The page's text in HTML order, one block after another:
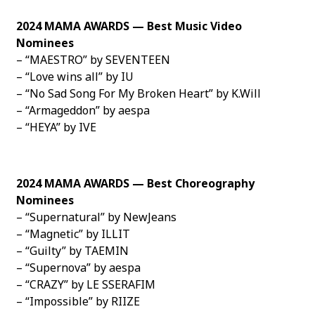
2024 MAMA AWARDS — Best Music Video
Nominees
– “MAESTRO” by SEVENTEEN
– “Love wins all” by IU
– “No Sad Song For My Broken Heart” by K.Will
– “Armageddon” by aespa
– “HEYA” by IVE
2024 MAMA AWARDS — Best Choreography
Nominees
– “Supernatural” by NewJeans
– “Magnetic” by ILLIT
– “Guilty” by TAEMIN
– “Supernova” by aespa
– “CRAZY” by LE SSERAFIM
– “Impossible” by RIIZE